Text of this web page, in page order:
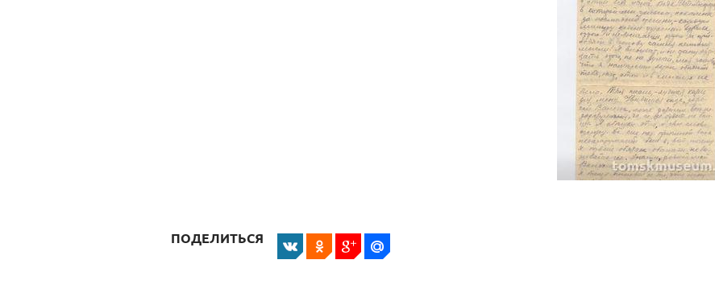
ПОДЕЛИТЬСЯ